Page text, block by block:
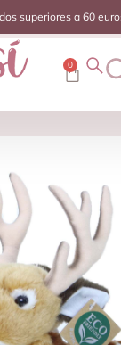
superiores a 60
0